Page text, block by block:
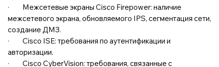
· Межсетевые экраны Cisco Firepower: наличие
межсетевого экрана, обновляемого IPS, сегментация сети,
создание ДМЗ.
· Cisco ISE: требования по аутентификации и
авторизации.
· Cisco CyberVision: требования, связанные с